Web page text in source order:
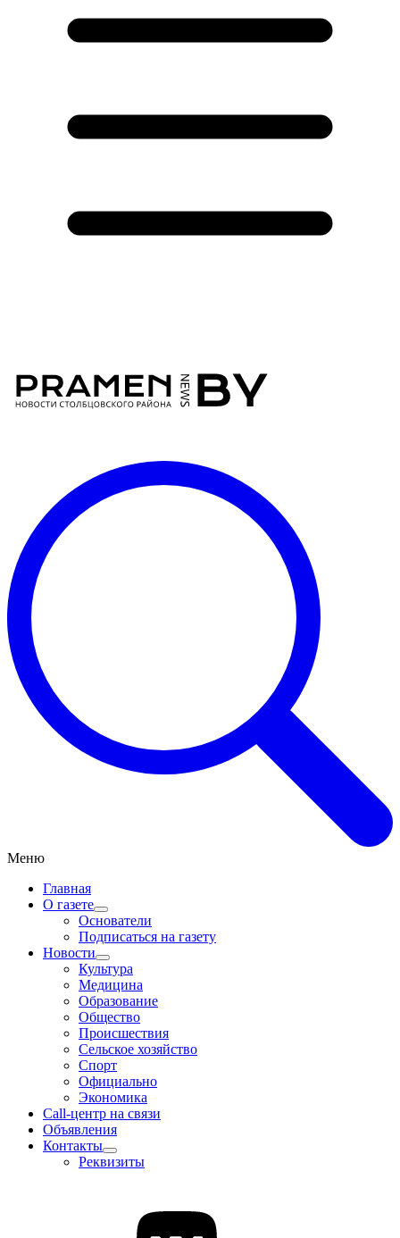
Меню
Главная
О газете
Основатели
Подписаться на газету
Новости
Культура
Медицина
Образование
Общество
Происшествия
Сельское хозяйство
Спорт
Официально
Экономика
Call-центр на связи
Объявления
Контакты
Реквизиты